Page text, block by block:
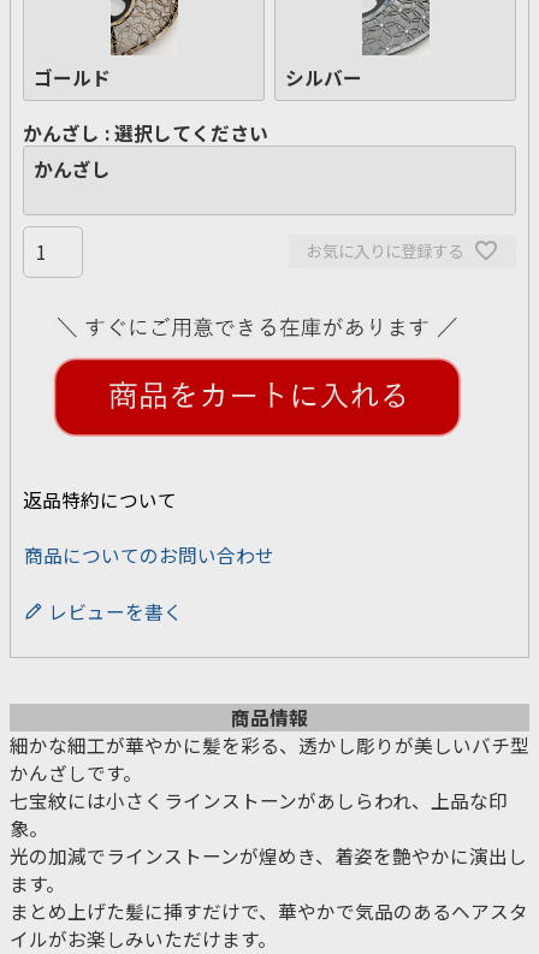
ゴールド
シルバー
かんざし
選択してください
かんざし
お気に入りに登録する
返品特約について
商品についてのお問い合わせ
レビューを書く
商品情報
細かな細工が華やかに髪を彩る、透かし彫りが美しいバチ型
かんざしです。
七宝紋には小さくラインストーンがあしらわれ、上品な印
象。
光の加減でラインストーンが煌めき、着姿を艶やかに演出し
ます。
まとめ上げた髪に挿すだけで、華やかで気品のあるヘアスタ
イルがお楽しみいただけます。